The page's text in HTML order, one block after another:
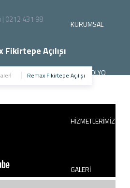
KURUMSAL
PORTFOLYO
HİZMETLERİMİZ
GALERİ
Fikirtepe Açılışı
Remax Fikirtepe Açılışı